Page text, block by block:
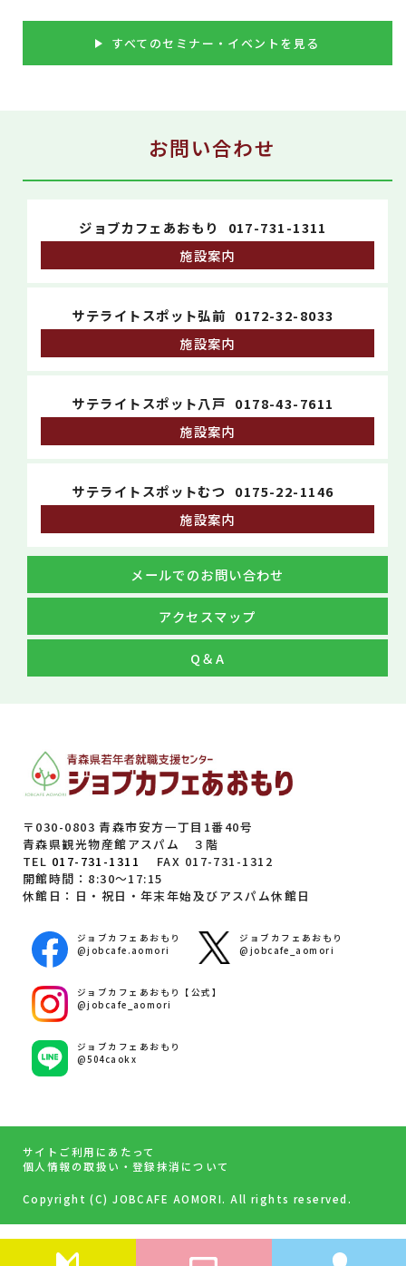
すべてのセミナー・イベントを見る
お問い合わせ
ジョブカフェあおもり
017-731-1311
施設案内
サテライトスポット弘前 0172-32-8033
施設案内
サテライトスポット八戸 0178-43-7611
施設案内
サテライトスポットむつ
0175-22-1146
施設案内
メールでのお問い合わせ
アクセスマップ
Q＆A
〒030-0803 青森市安方一丁目1番40号
青森県観光物産館アスパム ３階
TEL 017-731-1311
FAX 017-731-1312
開館時間：8:30～17:15
休館日：日・祝日・年末年始及びアスパム休館日
ジョブカフェあおもり
@jobcafe.aomori
ジョブカフェあおもり
@jobcafe_aomori
ジョブカフェあおもり【公式】
@jobcafe_aomori
ジョブカフェあおもり
@504caokx
サイトご利用にあたって
個人情報の取扱い・登録抹消について
Copyright (C) JOBCAFE AOMORI. All rights reserved.